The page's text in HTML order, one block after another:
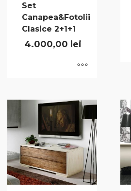
Set
Canapea&Fotolii
Clasice 2+1+1
4.000,00 lei